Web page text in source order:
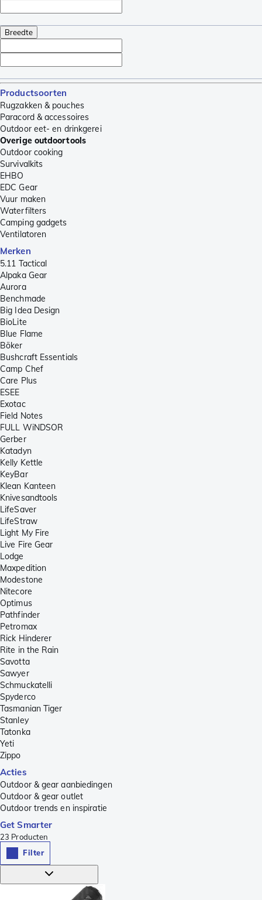
Breedte
Productsoorten
Rugzakken & pouches
Paracord & accessoires
Outdoor eet- en drinkgerei
Overige outdoortools
Outdoor cooking
Survivalkits
EHBO
EDC Gear
Vuur maken
Waterfilters
Camping gadgets
Ventilatoren
Merken
5.11 Tactical
Alpaka Gear
Aurora
Benchmade
Big Idea Design
BioLite
Blue Flame
Böker
Bushcraft Essentials
Camp Chef
Care Plus
ESEE
Exotac
Field Notes
FULL WiNDSOR
Gerber
Katadyn
Kelly Kettle
KeyBar
Klean Kanteen
Knivesandtools
LifeSaver
LifeStraw
Light My Fire
Live Fire Gear
Lodge
Maxpedition
Modestone
Nitecore
Optimus
Pathfinder
Petromax
Rick Hinderer
Rite in the Rain
Savotta
Sawyer
Schmuckatelli
Spyderco
Tasmanian Tiger
Stanley
Tatonka
Yeti
Zippo
Acties
Outdoor & gear aanbiedingen
Outdoor & gear outlet
Outdoor trends en inspiratie
Get Smarter
23 Producten
Filter